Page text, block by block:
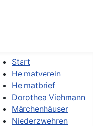
Start
Heimatverein
Heimatbrief
Dorothea Viehmann
Märchenhäuser
Niederzwehren